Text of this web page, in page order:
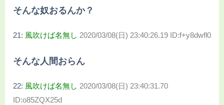
そんな奴おるんか？
21: 風吹けば名無し 2020/03/08(日) 23:40:26.19 ID:f+y8dwfl0
そんな人間おらん
22: 風吹けば名無し 2020/03/08(日) 23:40:31.70
ID:o85ZQX25d